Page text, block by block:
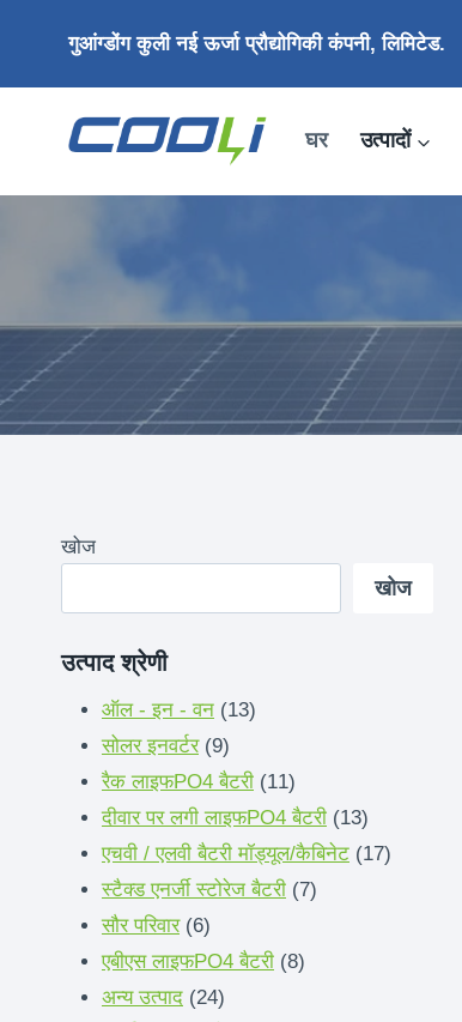
गुआंग्डोंग कुली नई ऊर्जा प्रौद्योगिकी कंपनी, लिमिटेड.
घर उत्पादों
खोज
खोज
उत्पाद श्रेणी
ऑल - इन - वन 1313
सोलर इनवर्टर 99
उत्पादों
रैक लाइफPO4 बैटरी 1111
उत्पादों
दीवार पर लगी लाइफPO4 बैटरी 1313
उत्पादों
एचवी / एलवी बैटरी मॉड्यूल/कैबिनेट 1717
स्टैक्ड एनर्जी स्टोरेज बैटरी 77
सौर परिवार 66
उत्पादों
एबीएस लाइफPO4 बैटरी 88
अन्य उत्पाद 2424